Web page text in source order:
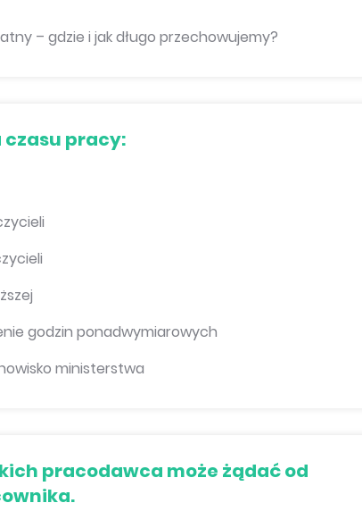
– gdzie i jak długo przechowujemy?
pracy:
godzin ponadwymiarowych
ministerstwa
pracodawca może żądać od